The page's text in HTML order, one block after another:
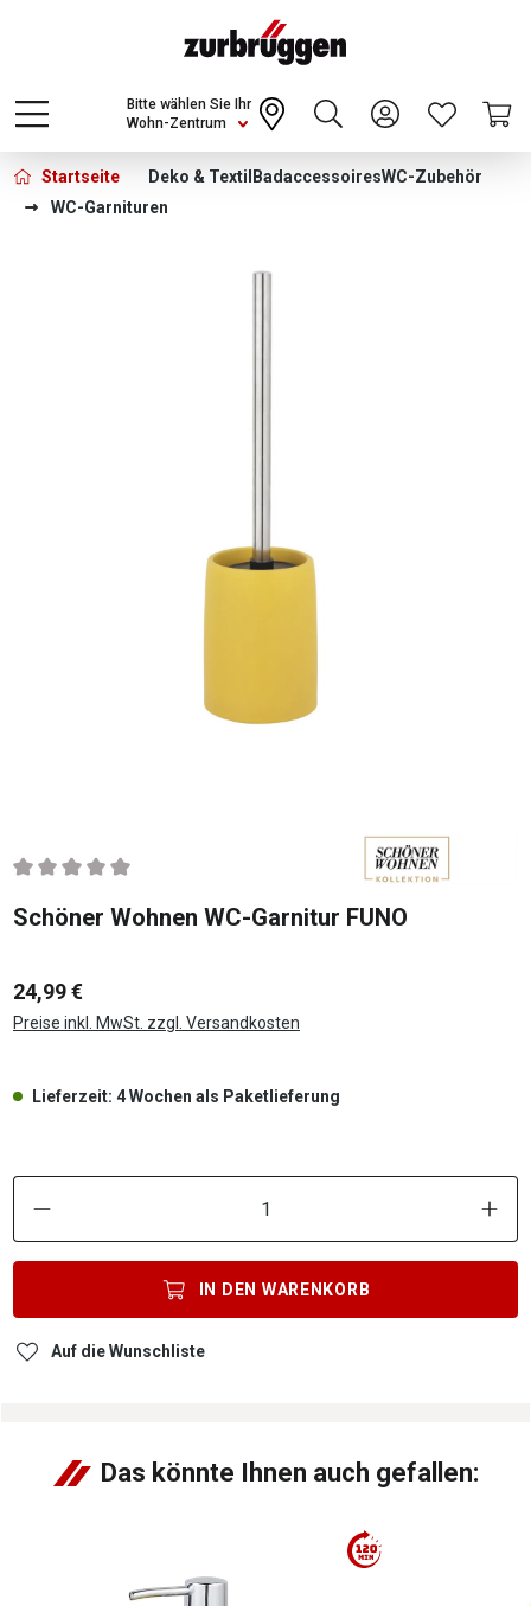
Choose a different country or region to see
content for your location and shop online
CONTINUE
Wohn-Zentrum
Bitte wählen Sie Ihr
Startseite Deko & Textil BadaccessoiresWC-Zubehör
WC-Garnituren
Durchschnittliche Bewertung von 0 von 5 Sternen
Schöner Wohnen WC-Garnitur FUNO
24,99 €
Preise inkl. MwSt. zzgl. Versandkosten
Lieferzeit: 4 Wochen als Paketlieferung
IN DEN WARENKORB
Auf die Wunschliste
Das könnte Ihnen auch gefallen: